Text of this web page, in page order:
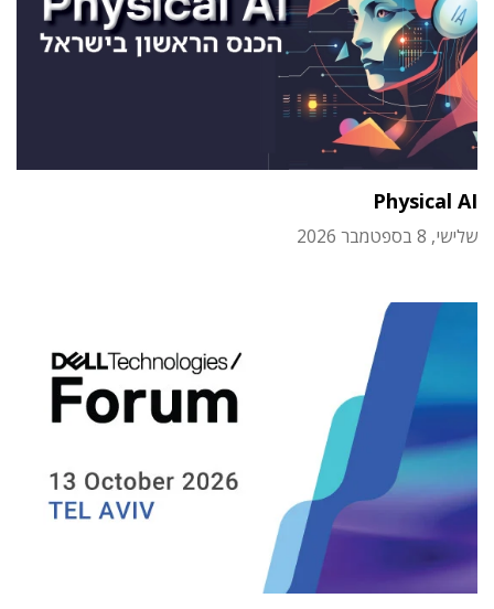
Physical AI
שלישי, 8 בספטמבר 2026